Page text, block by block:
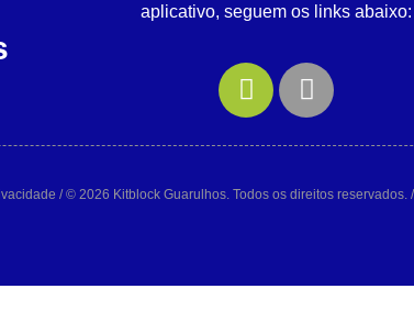
aplicativo, seguem os links abaixo:
/ © 2026 Kitblock Guarulhos. Todos os direitos